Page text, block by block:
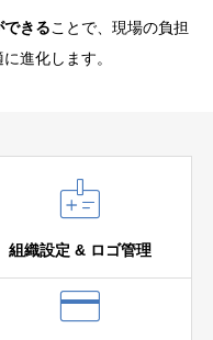
きることで、現場の負担
進化します。

組織設定 & ロゴ管理
